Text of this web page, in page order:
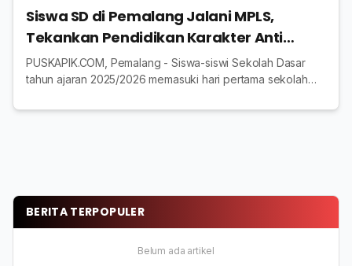
Siswa SD di Pemalang Jalani MPLS,
Tekankan Pendidikan Karakter Anti
Kekerasan
PUSKAPIK.COM, Pemalang - Siswa-siswi Sekolah Dasar
tahun ajaran 2025/2026 memasuki hari pertama sekolah
raut wajah para peserta didik baru. D...
BERITA TERPOPULER
Belum ada artikel